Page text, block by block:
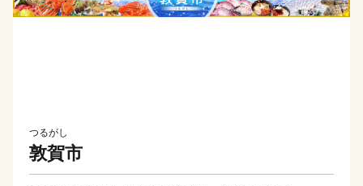
つるがし
敦賀市